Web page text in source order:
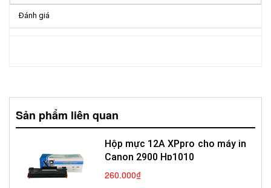
Đánh giá
Sản phẩm liên quan
Hộp mực 12A XPpro cho máy in
Canon 2900 Hp1010
260.000₫